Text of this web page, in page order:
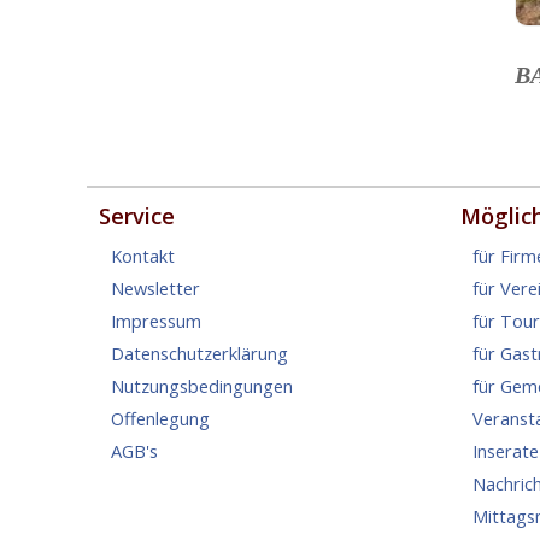
Service
Kontakt
Newsletter
Impressum
Datenschutzerklärung
Nutzungsbedingungen
Offenlegung
AGB's
für
für
für
für
für
Inserate